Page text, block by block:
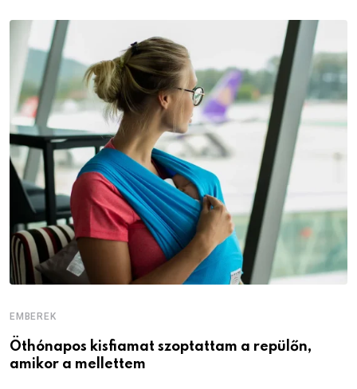
EMBEREK
Öthónapos kisfiamat szoptattam a repülőn,
amikor a mellettem